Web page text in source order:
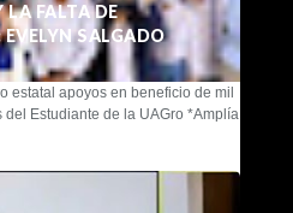
LA FALTA DE
SALGADO
estatal apoyos en beneficio de mil
Estudiante de la UAGro *Amplía